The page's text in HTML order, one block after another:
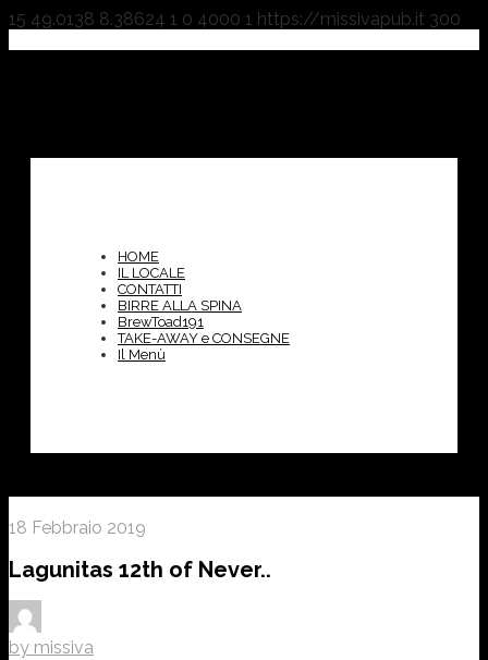
15 49.0138 8.38624 1 0 4000 1 https://missivapub.it 300
HOME
IL LOCALE
CONTATTI
BIRRE ALLA SPINA
BrewToad191
TAKE-AWAY e CONSEGNE
Il Menù
18 Febbraio 2019
Lagunitas 12th of Never..
by missiva